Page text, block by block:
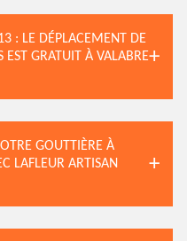
: LE DÉPLACEMENT DE
EST GRATUIT À VALABRE
GOUTTIÈRE À
LAFLEUR ARTISAN